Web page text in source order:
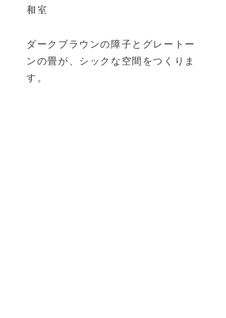
和室
ダークブラウンの障子とグレートー
ンの畳が、シックな空間をつくりま
す。